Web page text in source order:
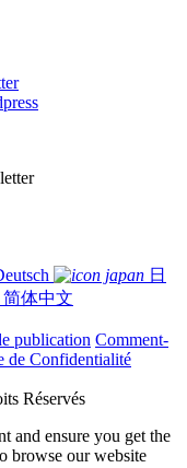
日
简体中文
publication Comment-
de Confidentialité
Réservés
and ensure you get the
browse our website